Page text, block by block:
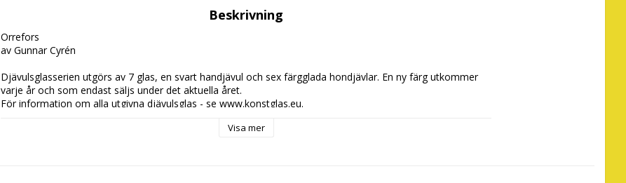
Beskrivning
Orrefors
av Gunnar Cyrén
Djävulsglasserien utgörs av 7 glas, en svart handjävul och sex färgglada hondjävlar. En ny färg utkommer
varje år och som endast säljs under det aktuella året.
För information om alla utgivna djävulsglas - se www.konstglas.eu.
Visa mer